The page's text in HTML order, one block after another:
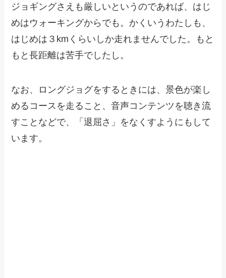
ジョギングさえも厳しいというのであれば、はじ
めはウォーキングからでも。かくいうわたしも、
はじめは３kmくらいしか走れませんでした。もと
もと長距離は苦手でしたし。
なお、ロングジョグをするときには、景色が楽し
めるコースを走ること、音声コンテンツを聴き流
すことなどで、「退屈さ」をなくすようにもして
います。